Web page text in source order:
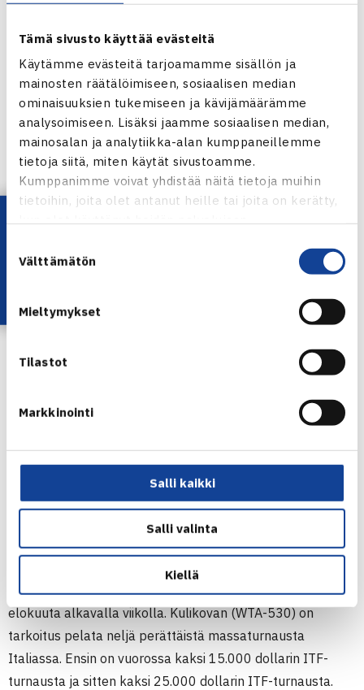
Tämä sivusto käyttää evästeitä
Käytämme evästeitä tarjoamamme sisällön ja
mainosten räätälöimiseen, sosiaalisen median
ominaisuuksien tukemiseen ja kävijämäärämme
analysoimiseen. Lisäksi jaamme sosiaalisen median,
mainosalan ja analytiikka-alan kumppaneillemme
tietoja siitä, miten käytät sivustoamme.
Kumppanimme voivat yhdistää näitä tietoja muihin
tietoihin, joita olet antanut heille tai joita on kerätty,
valinta
Välttämätön
Mieltymykset
Tilastot
Markkinointi
Salli kaikki
Salli valinta
Kiellä
Taneli Tenhunen
Tokion paralympialaisiin tähtäävälläTaneli Tenhusella
34, ei vielä ole tiedossa milloin pyörätuolitenniskiertueen
turnaukset jatkuvat. Kansainvälinen Tennisliitto ITF on
ilmoittanut ettei turnauksia järjestetä ennen 31.8., mutta
kova.
Oona Orpana
kesäkuun alussa siirtäneensä ammattilaisottelut tauolle
kotimaisessa TEHO Sport Tennisliigassa Smash-Kotkan
riveissä, mutta ammattilaisottelut ovat edelleen tauolla.
Orpana kertoo suorittavansa viimeistä vuottaan lukiossa ja
Kesällä Suomen kansallisia turnauksia hallinnut
Kulikova, 20, avaa kansainväliset ottelunsa 24. päivä
elokuuta alkavalla viikolla. Kulikovan (WTA-530) on
tarkoitus pelata neljä perättäistä massaturnausta
Italiassa. Ensin on vuorossa kaksi 15.000 dollarin ITF-
turnausta ja sitten kaksi 25.000 dollarin ITF-turnausta.
Lataa OmaTennis!